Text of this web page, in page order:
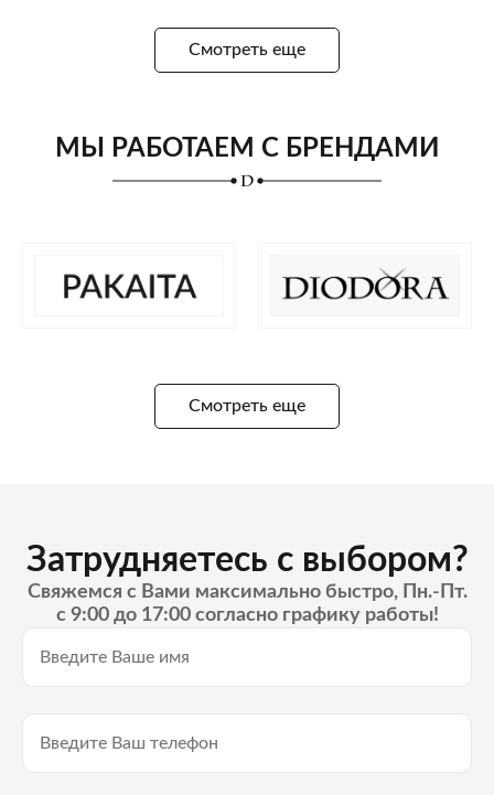
Смотреть еще
МЫ РАБОТАЕМ С БРЕНДАМИ
Смотреть еще
Затрудняетесь с выбором?
Свяжемся с Вами максимально быстро, Пн.-Пт.
с 9:00 до 17:00 согласно графику работы!